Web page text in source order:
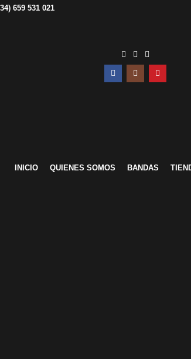
659 531 021
INICIO QUIENES SOMOS BANDAS